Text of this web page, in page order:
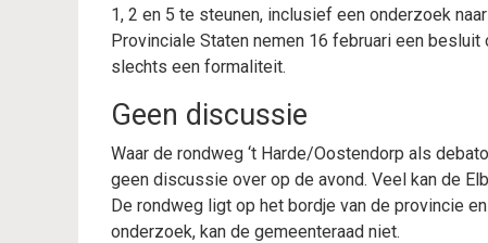
1, 2 en 5 te steunen, inclusief een onderzoek
Provinciale Staten nemen 16 februari een
slechts een formaliteit.
Geen discussie
Waar de rondweg ‘t Harde/Oostendorp als
geen discussie over op de avond. Veel kan de
De rondweg ligt op het bordje van de provincie
onderzoek, kan de gemeenteraad niet.